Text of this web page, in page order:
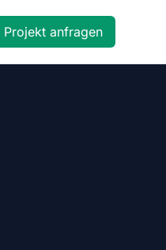
Projekt anfragen